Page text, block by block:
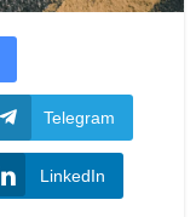
Telegram
LinkedIn